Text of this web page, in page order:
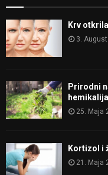
Krv
3.
Prirodni
hemikalija
25. Maja
Kortizol i
21. Maja